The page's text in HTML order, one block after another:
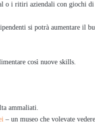
o i ritiri aziendali con giochi
si potrà aumentare il
così nuove skills.
ammaliati.
– un museo che volevate